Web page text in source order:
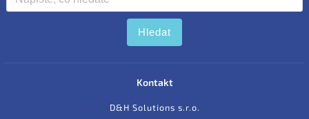
Hledat
Kontakt
D&H Solutions s.r.o.